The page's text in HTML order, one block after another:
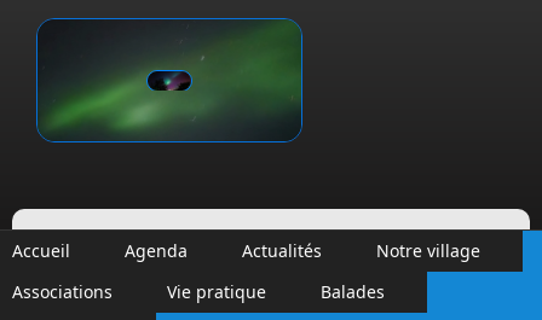
Vinalmont
Accueil Agenda Actualités
Notre village
Associations
Vie pratique
Balades